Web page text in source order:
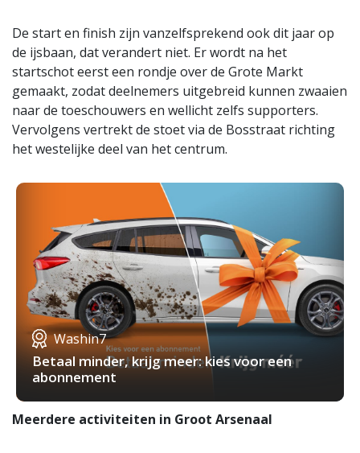
De start en finish zijn vanzelfsprekend ook dit jaar op
de ijsbaan, dat verandert niet. Er wordt na het
startschot eerst een rondje over de Grote Markt
gemaakt, zodat deelnemers uitgebreid kunnen zwaaien
naar de toeschouwers en wellicht zelfs supporters.
Vervolgens vertrekt de stoet via de Bosstraat richting
het westelijke deel van het centrum.
Washin7
Betaal minder, krijg meer: kies voor een
abonnement
Meerdere activiteiten in Groot Arsenaal